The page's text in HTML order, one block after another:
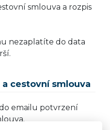
smlouva a rozpis
nezaplatíte do data
cestovní smlouva
emailu potvrzení